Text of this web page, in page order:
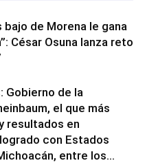
bajo de Morena le gana
César Osuna lanza reto
Gobierno de la
el que más
resultados en
con Estados
entre los...